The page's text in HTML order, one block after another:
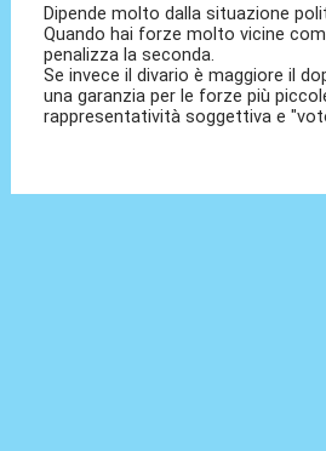
Dipende molto dalla situazione
Quando hai forze molto vicine
penalizza la seconda.
Se invece il divario è maggiore il
una garanzia per le forze più
rappresentatività soggettiva e